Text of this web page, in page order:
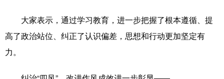
大家表示，通过学习教育，进一步把握了根本遵循、提
高了政治站位、纠正了认识偏差，思想和行动更加坚定有
力。